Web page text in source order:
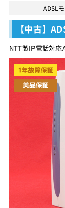
ADSL
【中古】
NTT製IP電話対